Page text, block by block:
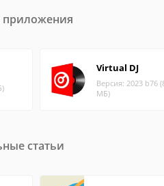
Virtual DJ
Версия: 2023 b76
МБ)
статьи